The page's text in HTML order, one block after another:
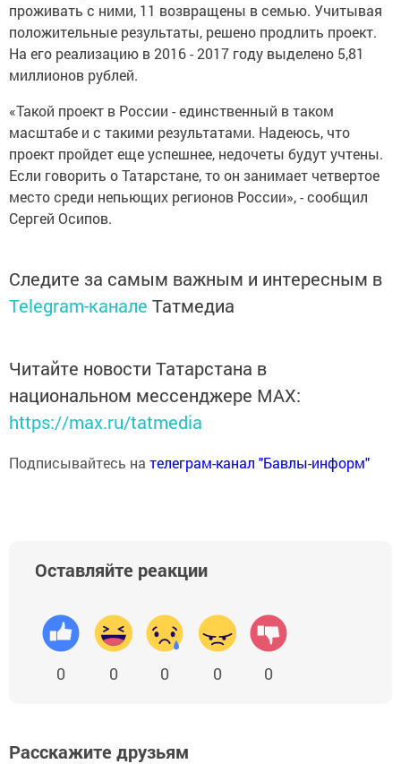
проживать с ними, 11 возвращены в семью. Учитывая
положительные результаты, решено продлить проект.
На его реализацию в 2016 - 2017 году выделено 5,81
миллионов рублей.
«Такой проект в России - единственный в таком
масштабе и с такими результатами. Надеюсь, что
проект пройдет еще успешнее, недочеты будут учтены.
Если говорить о Татарстане, то он занимает четвертое
место среди непьющих регионов России», - сообщил
Сергей Осипов.
Следите за самым важным и интересным в
Telegram-канале Татмедиа
Читайте новости Татарстана в
национальном мессенджере MАХ:
https://max.ru/tatmedia
Подписывайтесь на телеграм-канал "Бавлы-информ"
Оставляйте реакции
0 0 0 0 0
Расскажите друзьям